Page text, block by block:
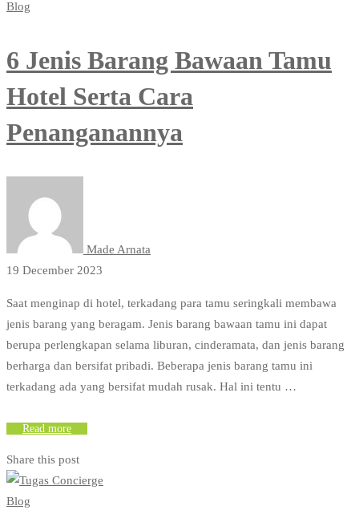
Blog
6 Jenis Barang Bawaan Tamu
Hotel Serta Cara
Penanganannya
Made Arnata
19 December 2023
Saat menginap di hotel, terkadang para tamu seringkali membawa
jenis barang yang beragam. Jenis barang bawaan tamu ini dapat
berupa perlengkapan selama liburan, cinderamata, dan jenis barang
berharga dan bersifat pribadi. Beberapa jenis barang tamu ini
terkadang ada yang bersifat mudah rusak. Hal ini tentu …
Read more
Share this post
Blog